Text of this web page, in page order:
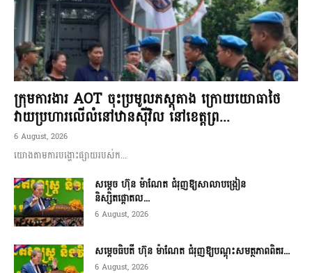
ក្រុមការងារ AOT ចុះប្រមូលភស្តុតាង ក្រោយយោធាថៃ
វាយប្រហារលើលំនៅឋានស៊ីវិល នៅខេត្តព្រ...
6 August, 2026
យោងតាមការបង្ហោះផ្សាយរបស់ក...
សម្តេច ហ៊ុន ម៉ាណែត ជំរុញឱ្យសាលាបង្រៀន
និស្សិតផ្តោតល...
6 August, 2026
សម្តេចធិបតី ហ៊ុន ម៉ាណែត ជំរុញឱ្យបណ្តុះសមត្ថភាពពិតរ...
6 August, 2026